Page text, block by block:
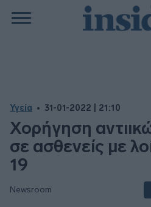
Υγεία 31-01-2022 | 21:10
Χορήγηση
σε ασθενείς με
19
Newsroom